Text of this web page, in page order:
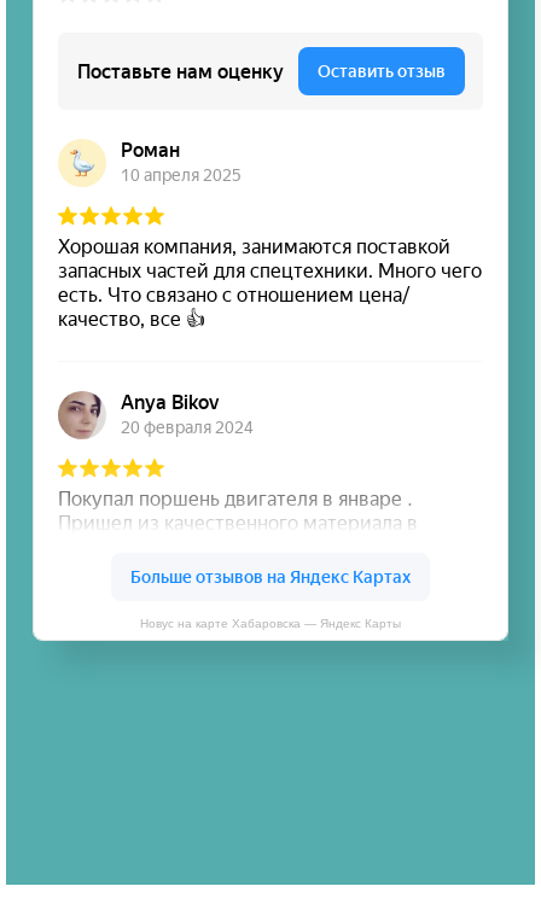
Новус на карте Хабаровска — Яндекс Карты